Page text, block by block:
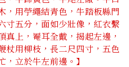
，用苧繩結青色，牛踏板縣門
寸五分，面如少壯像，紅衣繫
真上，罨耳全戴，揭起左邊，
杖用柳枝，長二尺四寸，五色
立於牛左前邊。】